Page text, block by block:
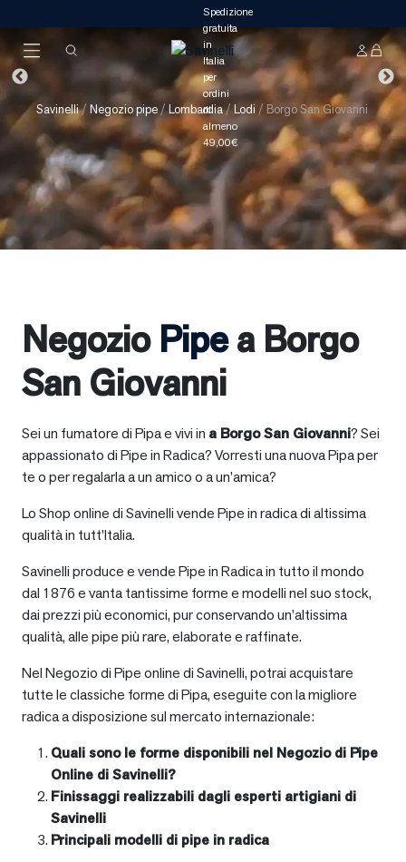
Savinelli/ Negozio pipe/Lombardia/Lodi / Borgo San Giovanni
Negozio Pipea Borgo
San Giovanni
Sei un fumatore di Pipa e vivi in a Borgo San Giovanni? Sei
appassionato di Pipe in Radica? Vorresti una nuova Pipa per
te o per regalarla a un amico o a un’amica?
Lo Shop online di Savinelli vende Pipe in radica di altissima
qualità in tutt’Italia.
Savinelli produce e vende Pipe in Radica in tutto il mondo
dal 1876 e vanta tantissime forme e modelli nel suo stock,
dai prezzi più economici, pur conservando un’altissima
qualità, alle pipe più rare, elaborate e raffinate.
Nel Negozio di Pipe online di Savinelli, potrai acquistare
tutte le classiche forme di Pipa, eseguite con la migliore
radica a disposizione sul mercato internazionale:
Quali sono le forme disponibili nel Negozio di Pipe
Online di Savinelli?
Finissaggi realizzabili dagli esperti artigiani di
Savinelli
Principali modelli di pipe in radica